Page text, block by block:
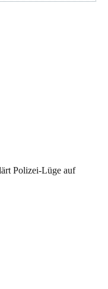
Polizei-Lüge auf